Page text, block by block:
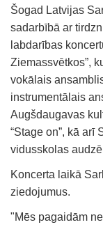
Šogad Latvijas
sadarbībā ar
labdarības
Ziemassvētkos”,
vokālais
instrumentālais
Augšdaugavas
“Stage on”, kā
vidusskolas
Koncerta laikā
ziedojumus.
"Mēs pagaidām